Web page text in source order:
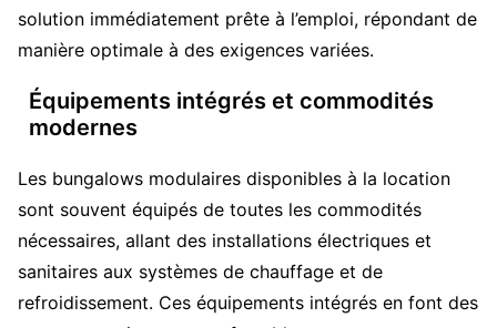
solution immédiatement prête à l’emploi, répondant de
manière optimale à des exigences variées.
Équipements intégrés et commodités
modernes
Les bungalows modulaires disponibles à la location
sont souvent équipés de toutes les commodités
nécessaires, allant des installations électriques et
sanitaires aux systèmes de chauffage et de
refroidissement. Ces équipements intégrés en font des